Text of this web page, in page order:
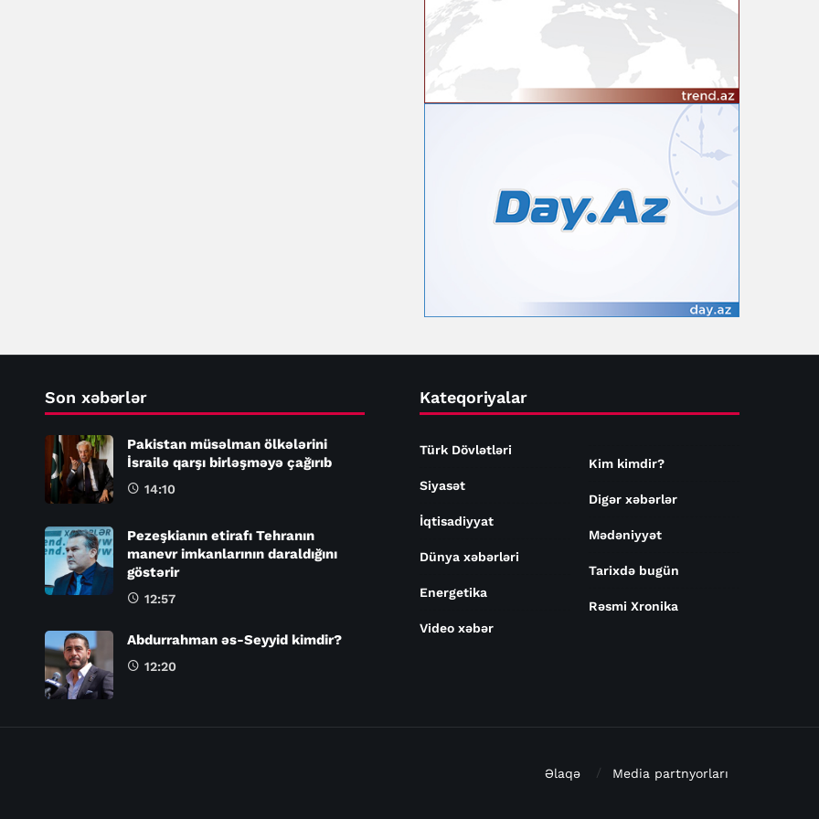
Son xəbərlər
Pakistan müsəlman ölkələrini
İsrailə qarşı birləşməyə çağırıb
14:10
Pezeşkianın etirafı Tehranın
manevr imkanlarının daraldığını
göstərir
12:57
Abdurrahman əs-Seyyid kimdir?
12:20
Kateqoriyalar
Türk Dövlətləri
Siyasət
İqtisadiyyat
Dünya xəbərləri
Energetika
Video xəbər
Kim kimdir?
Digər xəbərlər
Mədəniyyət
Tarixdə bugün
Rəsmi Xronika
Əlaqə Media partnyorları